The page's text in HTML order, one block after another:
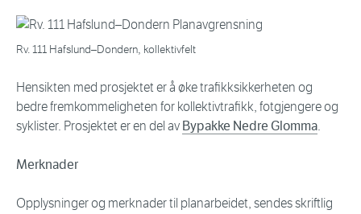
Rv. 111 Hafslund–Dondern, kollektivfelt
Hensikten med prosjektet er å øke trafikksikkerheten og
bedre fremkommeligheten for kollektivtrafikk, fotgjengere og
syklister. Prosjektet er en del av Bypakke Nedre Glomma.
Merknader
Opplysninger og merknader til planarbeidet, sendes skriftlig